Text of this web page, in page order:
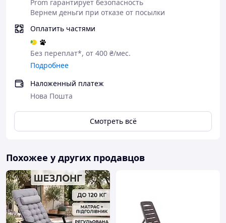
сада,
террасы,
пляжа,
кемпинга,
балкона,
отдыха на природе или дома.
Выберите комфорт и универсальность!
Кресло-шезлонг Bass Polska — это ваша личная зона
релакса, где бы вы ни находились. Просто разложите,
сядьте и наслаждайтесь отдыхом.
Prom гарантирует безопасность
Вернем деньги при отказе от посылки
Оплатить частями
Без переплат*, от 400 ₴/мес.
Подробнее
Наложенный платеж
Нова Пошта
Смотреть всё
Похожее у других продавцов